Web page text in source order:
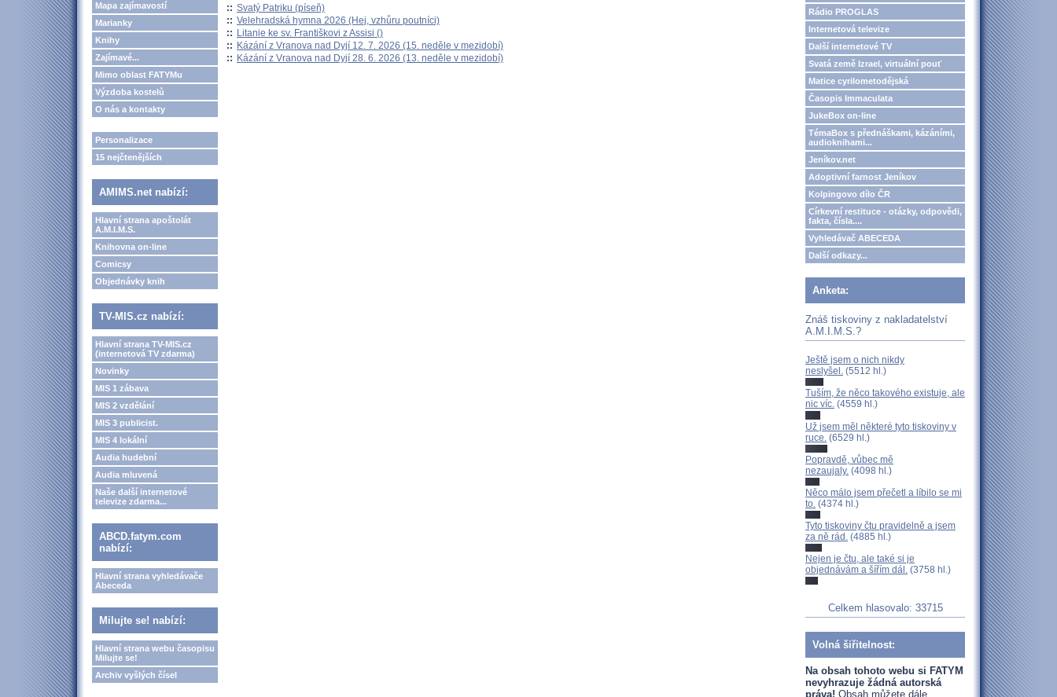
Mapa zajímavostí
Marianky
Knihy
Zajímavé...
Mimo oblast FATYMu
Výzdoba kostelů
O nás a kontakty
Personalizace
15 nejčtenějších
AMIMS.net nabízí:
Hlavní strana apoštolát
A.M.I.M.S.
Knihovna on-line
Comicsy
Objednávky knih
TV-MIS.cz nabízí:
Hlavní strana TV-MIS.cz
(internetová TV zdarma)
Novinky
MIS 1 zábava
MIS 2 vzdělání
MIS 3 publicist.
MIS 4 lokální
Audia hudební
Audia mluvená
Naše další internetové
televize zdarma...
ABCD.fatym.com
nabízí:
Hlavní strana vyhledávače
Abeceda
Milujte se! nabízí:
Hlavní strana webu časopisu
Milujte se!
Archiv vyšlých čísel
:: Svatý Patriku (píseň)
:: Velehradská hymna 2026 (Hej, vzhůru poutníci)
:: Litanie ke sv. Františkovi z Assisi ()
:: Kázání z Vranova nad Dyjí 12. 7. 2026 (15. neděle v mezidobí)
:: Kázání z Vranova nad Dyjí 28. 6. 2026 (13. neděle v mezidobí)
Rádio PROGLAS
Internetová televize
Další internetové TV
Svatá země Izrael, virtuální pouť
Matice cyrilometodějská
Časopis Immaculata
JukeBox on-line
TémaBox s přednáškami, kázáními,
audioknihami...
Jeníkov.net
Adoptivní farnost Jeníkov
Kolpingovo dílo ČR
Církevní restituce - otázky, odpovědi,
fakta, čísla....
Vyhledávač ABECEDA
Další odkazy...
Anketa:
Znáš tiskoviny z nakladatelství
A.M.I.M.S.?
Ještě jsem o nich nikdy
neslyšel. (5512 hl.)
Tuším, že něco takového existuje, ale
nic víc. (4559 hl.)
Už jsem měl některé tyto tiskoviny v
ruce. (6529 hl.)
Popravdě, vůbec mě
nezaujaly. (4098 hl.)
Něco málo jsem přečetl a líbilo se mi
to. (4374 hl.)
Tyto tiskoviny čtu pravidelně a jsem
za ně rád. (4885 hl.)
Nejen je čtu, ale také si je
objednávám a šířím dál. (3758 hl.)
Celkem hlasovalo: 33715
Volná šiřitelnost:
Na obsah tohoto webu si FATYM
nevyhrazuje žádná autorská
práva! Obsah můžete dále